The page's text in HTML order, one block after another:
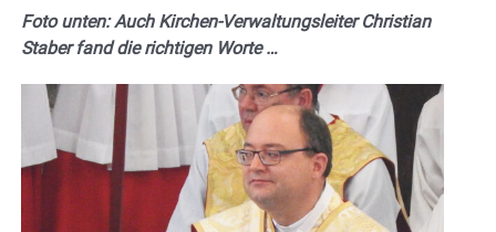
Foto unten: Auch Kirchen-Verwaltungsleiter Christian
Staber fand die richtigen Worte …